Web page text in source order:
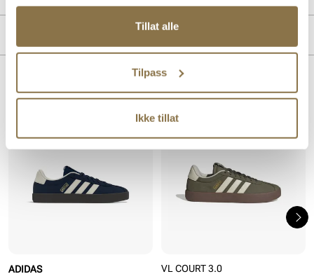
Tillat alle
Tilpass
Ikke tillat
Lignende produkter
ADIDAS
VL COURT 3.0